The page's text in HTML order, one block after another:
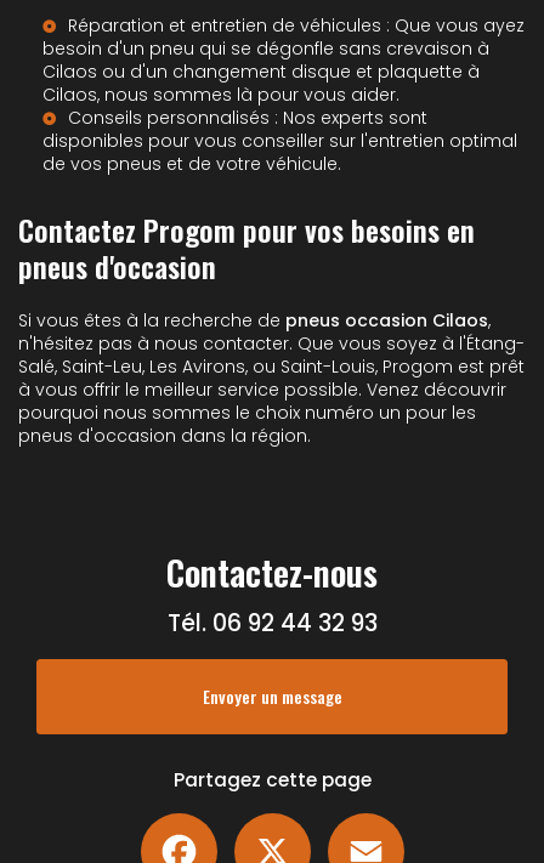
Réparation et entretien de véhicules : Que vous ayez
besoin d'un pneu qui se dégonfle sans crevaison à
Cilaos ou d'un changement disque et plaquette à
Cilaos, nous sommes là pour vous aider.
Conseils personnalisés : Nos experts sont
disponibles pour vous conseiller sur l'entretien optimal
de vos pneus et de votre véhicule.
Contactez Progom pour vos besoins en
pneus d'occasion
Si vous êtes à la recherche de pneus occasion Cilaos,
n'hésitez pas à nous contacter. Que vous soyez à l'Étang-
Salé, Saint-Leu, Les Avirons, ou Saint-Louis, Progom est prêt
à vous offrir le meilleur service possible. Venez découvrir
pourquoi nous sommes le choix numéro un pour les
pneus d'occasion dans la région.
Contactez-nous
Tél. 06 92 44 32 93
Envoyer un message
Partagez cette page
Facebook